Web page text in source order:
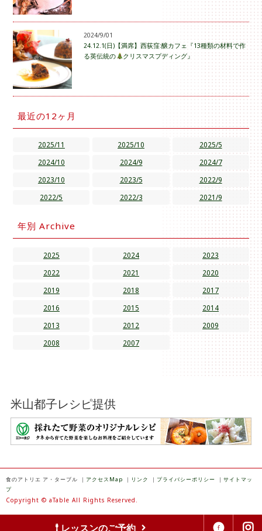
2024/9/01
24.12.1(日)【満席】西荻窪:醸カフェ『13種類の材料で作
る英伝統の
クリスマスプディング』
最近の12ヶ月
2025/11 2025/10
2025/5
2024/10
2024/9
2024/7
2023/10
2023/5
2022/9
2022/5
2022/3 2021/9
年別 Archive
2025 2024
2023
2022
2021
2020
2019
2018
2017
2016
2015
2014
2013
2012
2009
2008
2007
米山都子レシピ提供
レッスンのご予約
食のアトリエ ア・ターブル ｜ アクセスMap ｜ リンク ｜ プライバシーポリシー ｜ サイトマッ
プ
Copyright © aTable All Rights Reserved.